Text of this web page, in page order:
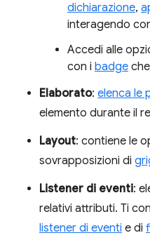
dichiarazione,
interagendo
Accedi alle
con i badge
Elaborato: elenca le
elemento durante il
Layout: contiene le
sovrapposizioni di
Listener di eventi:
relativi attributi. Ti
listener di eventi e di